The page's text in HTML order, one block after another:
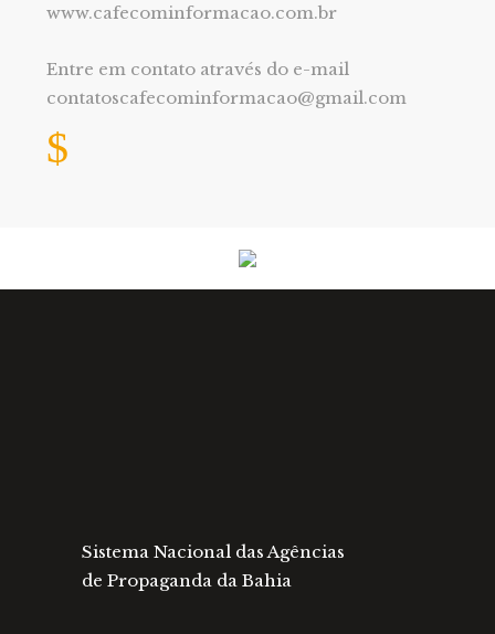
www.cafecominformacao.com.br
Entre em contato através do e-mail
contatoscafecominformacao@gmail.com
Sistema Nacional das Agências
de Propaganda da Bahia